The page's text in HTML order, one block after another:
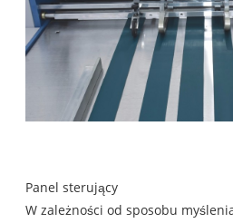
Panel sterujący
W zależności od sposobu